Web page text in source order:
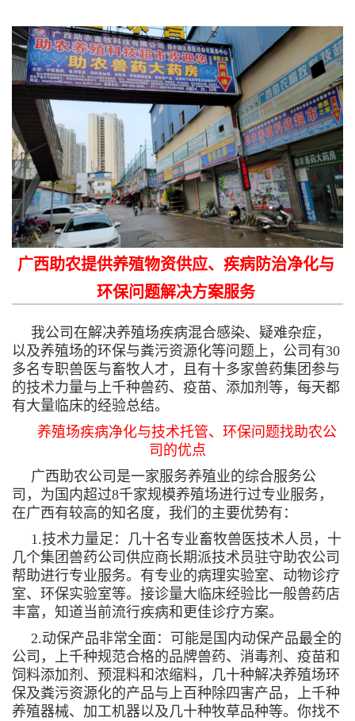
广西助农提供养殖物资供应、疾病防治净化与
环保问题解决方案服务
我公司在解决养殖场疾病混合感染、疑难杂症，
以及养殖场的环保与粪污资源化等问题上，公司有30
多名专职兽医与畜牧人才，且有十多家兽药集团参与
的技术力量与上千种兽药、疫苗、添加剂等，每天都
有大量临床的经验总结。
养殖场疾病净化与技术托管、环保问题找助农公
司的优点
广西助农公司是一家服务养殖业的综合服务公
司，为国内超过8千家规模养殖场进行过专业服务，
在广西有较高的知名度，我们的主要优势有：
1.技术力量足：几十名专业畜牧兽医技术人员，十
几个集团兽药公司供应商长期派技术员驻守助农公司
帮助进行专业服务。有专业的病理实验室、动物诊疗
室、环保实验室等。接诊量大临床经验比一般兽药店
丰富，知道当前流行疾病和更佳诊疗方案。
2.动保产品非常全面：可能是国内动保产品最全的
公司，上千种规范合格的品牌兽药、消毒剂、疫苗和
饲料添加剂、预混料和浓缩料，几十种解决养殖场环
保及粪污资源化的产品与上百种除四害产品，上千种
养殖器械、加工机器以及几十种牧草品种等。你找不